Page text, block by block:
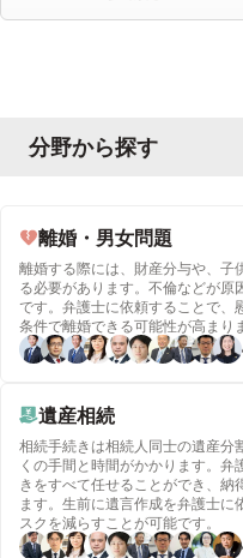
分野から探す
離婚・男女問題
離婚する際には、財産分与や、子
る必要があります。不倫などが
です。弁護士に依頼することで、
条件で離婚できる可能性が高まり
遺産相続
相続手続きは相続人同士の遺産分
くの手間と時間がかかります。
きをすべて任せることができ、納
ます。生前に遺言作成を弁護士に
スクを減らすことが可能です。